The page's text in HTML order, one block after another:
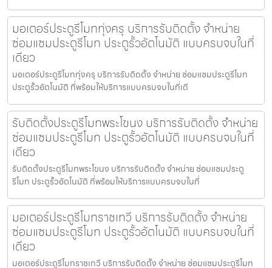
มอเตอร์ประตูรีโมททุ่งครุ บริการรับติดตั้ง จำหน่าย
ซ่อมแซมประตูรีโมท ประตูรั้วอัตโนมัติ แบบครบจบในที่
เดียว
มอเตอร์ประตูรีโมททุ่งครุ บริการรับติดตั้ง จำหน่าย ซ่อมแซมประตูรีโมท
ประตูรั้วอัตโนมัติ ที่พร้อมให้บริการแบบครบจบในที่เดี
รับติดตั้งประตูรีโมทพระโขนง บริการรับติดตั้ง จำหน่าย
ซ่อมแซมประตูรีโมท ประตูรั้วอัตโนมัติ แบบครบจบในที่
เดียว
รับติดตั้งประตูรีโมทพระโขนง บริการรับติดตั้ง จำหน่าย ซ่อมแซมประตู
รีโมท ประตูรั้วอัตโนมัติ ที่พร้อมให้บริการแบบครบจบในที่
มอเตอร์ประตูรีโมทราชเทวี บริการรับติดตั้ง จำหน่าย
ซ่อมแซมประตูรีโมท ประตูรั้วอัตโนมัติ แบบครบจบในที่
เดียว
มอเตอร์ประตูรีโมทราชเทวี บริการรับติดตั้ง จำหน่าย ซ่อมแซมประตูรีโมท